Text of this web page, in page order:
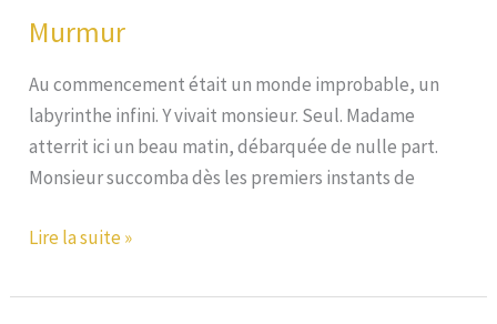
Mary
Read
Murmur
Au commencement était un monde improbable, un
labyrinthe infini. Y vivait monsieur. Seul. Madame
atterrit ici un beau matin, débarquée de nulle part.
Monsieur succomba dès les premiers instants de
Murmur
Lire la suite »